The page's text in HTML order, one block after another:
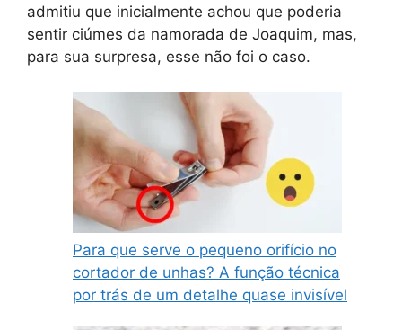
admitiu que inicialmente achou que poderia
sentir ciúmes da namorada de Joaquim, mas,
para sua surpresa, esse não foi o caso.
Para que serve o pequeno orifício no
cortador de unhas? A função técnica
por trás de um detalhe quase invisível